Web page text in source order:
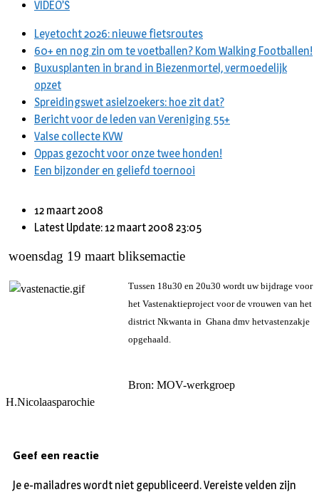
VIDEO’S
Leyetocht 2026: nieuwe fietsroutes
60+ en nog zin om te voetballen? Kom Walking Footballen!
Buxusplanten in brand in Biezenmortel, vermoedelijk
opzet
Spreidingswet asielzoekers: hoe zit dat?
Bericht voor de leden van Vereniging 55+
Valse collecte KVW
Oppas gezocht voor onze twee honden!
Een bijzonder en geliefd toernooi
12 maart 2008
Latest Update: 12 maart 2008 23:05
woensdag 19 maart bliksemactie
Tussen 18u30 en 20u30 wordt uw bijdrage voor
het Vastenaktieproject voor de vrouwen van het
district Nkwanta in Ghana dmv hetvastenzakje
opgehaald.
Bron: MOV-werkgroep
H.Nicolaasparochie
Geef een reactie
Je e-mailadres wordt niet gepubliceerd.Vereiste velden zijn